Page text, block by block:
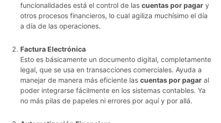
funcionalidades está el control de las cuentas por pagar y
otros procesos financieros, lo cual agiliza muchísimo el día
a día de las operaciones.
Factura Electrónica
Esto es básicamente un documento digital, completamente
legal, que se usa en transacciones comerciales. Ayuda a
manejar de manera más eficiente las cuentas por pagar al
poder integrarse fácilmente en los sistemas contables. Ya
no más pilas de papeles ni errores por aquí y por allá.